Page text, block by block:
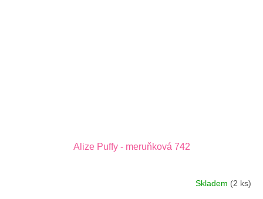
Alize Puffy - meruňková 742
Skladem (2 ks)